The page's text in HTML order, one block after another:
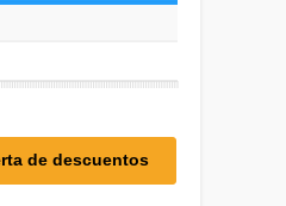
de descuentos